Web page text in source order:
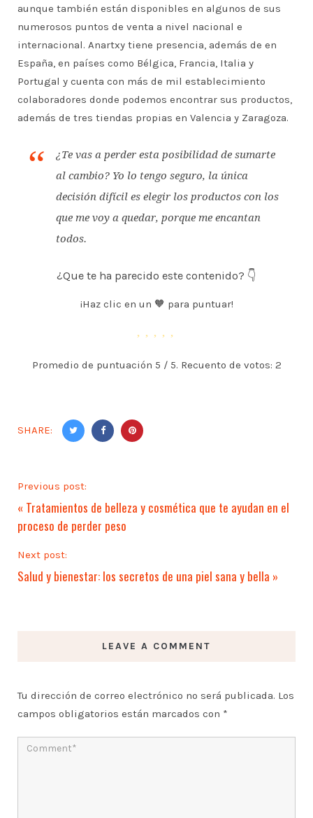
aunque también están disponibles en algunos de sus
numerosos puntos de venta a nivel nacional e
internacional. Anartxy tiene presencia, además de en
España, en países como Bélgica, Francia, Italia y
Portugal y cuenta con más de mil establecimiento
colaboradores donde podemos encontrar sus productos,
además de tres tiendas propias en Valencia y Zaragoza.
¿Te vas a perder esta posibilidad de sumarte
al cambio? Yo lo tengo seguro, la única
decisión difícil es elegir los productos con los
que me voy a quedar, porque me encantan
todos.
¿Que te ha parecido este contenido? 👇
¡Haz clic en un 🧡 para puntuar!
Promedio de puntuación 5 / 5. Recuento de votos: 2
SHARE:
Previous post:
« Tratamientos de belleza y cosmética que te ayudan en el
proceso de perder peso
Next post:
Salud y bienestar: los secretos de una piel sana y bella »
LEAVE A COMMENT
Tu dirección de correo electrónico no será publicada. Los
campos obligatorios están marcados con *